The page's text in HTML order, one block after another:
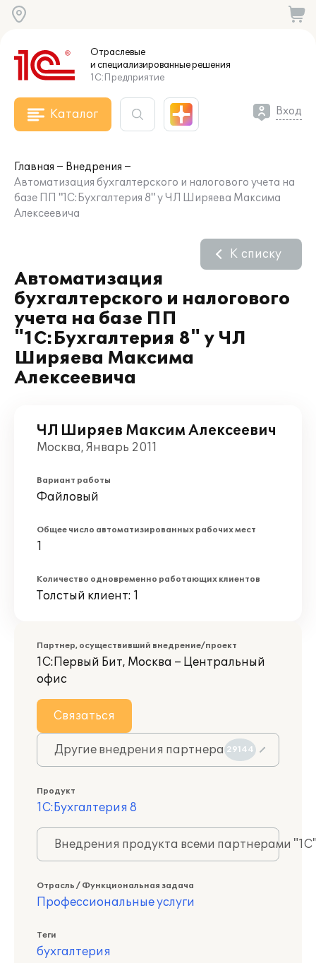
Отраслевые
и специализированныерешения
1С:Предприятие
Каталог Вход
Главная
Внедрения
Автоматизация бухгалтерского и налогового учета на
базе ПП "1С:Бухгалтерия 8" у ЧЛ Ширяева Максима
Алексеевича
Автоматизация
бухгалтерского и налогового
учета на базе ПП
"1С:Бухгалтерия 8" у ЧЛ
Ширяева Максима
Алексеевича
К списку
ЧЛ Ширяев Максим Алексеевич
Москва, Январь 2011
Вариант работы
Файловый
Общее число автоматизированных рабочих мест
1
Количество одновременно работающих клиентов
Толстый клиент: 1
Партнер, осуществивший внедрение/проект
1С:Первый Бит, Москва – Центральный
офис
Связаться
Другие внедрения партнера 29144
Продукт
1С:Бухгалтерия 8
Внедрения продукта всеми партнерами
Отрасль / Функциональная задача
Профессиональные услуги
Теги
бухгалтерия